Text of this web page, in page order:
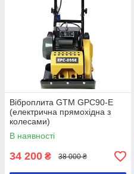
Віброплита GTM GPC90-E
(електрична прямохідна з
колесами)
В наявності
34 200 ₴ 38 000 ₴